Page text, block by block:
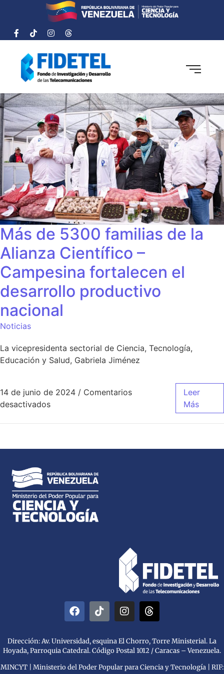
Más de 5300 familias de la
Alianza Científico –
Campesina fortalecen el
desarrollo productivo
nacional
Noticias
La vicepresidenta sectorial de Ciencia, Tecnología,
Educación y Salud, Gabriela Jiménez
14 de junio de 2024 / Comentarios
desactivados
Leer
Más
Dirección: Av. Universidad, esquina El Chorro, Torre Ministerial. La
Hoyada, Parroquia Catedral. Código Postal 1012 / Caracas – Venezuela.
MINCYT | Ministerio del Poder Popular para Ciencia y Tecnología | RIF: